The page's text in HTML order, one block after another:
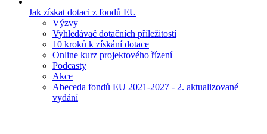
Jak získat dotaci z fondů EU
Výzvy
Vyhledávač dotačních příležitostí
10 kroků k získání dotace
Online kurz projektového řízení
Podcasty
Akce
Abeceda fondů EU 2021-2027 - 2. aktualizované
vydání